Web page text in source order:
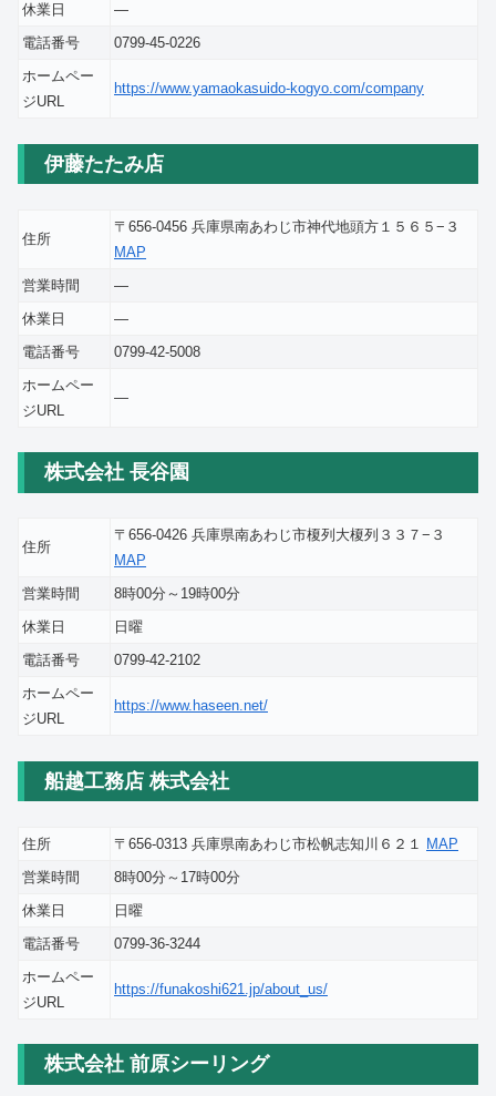
休業日
―
電話番号
0799-45-0226
ホームペー
ジURL
https://www.yamaokasuido-kogyo.com/company
伊藤たたみ店
住所
〒656-0456 兵庫県南あわじ市神代地頭方１５６５−３
MAP
営業時間
―
休業日
―
電話番号
0799-42-5008
ホームペー
ジURL
―
株式会社 長谷園
住所
〒656-0426 兵庫県南あわじ市榎列大榎列３３７−３
MAP
営業時間
8時00分～19時00分
休業日
日曜
電話番号
0799-42-2102
ホームペー
ジURL
https://www.haseen.net/
船越工務店 株式会社
住所 〒656-0313 兵庫県南あわじ市松帆志知川６２１
MAP
営業時間
8時00分～17時00分
休業日
日曜
電話番号
0799-36-3244
ホームペー
ジURL
https://funakoshi621.jp/about_us/
株式会社 前原シーリング